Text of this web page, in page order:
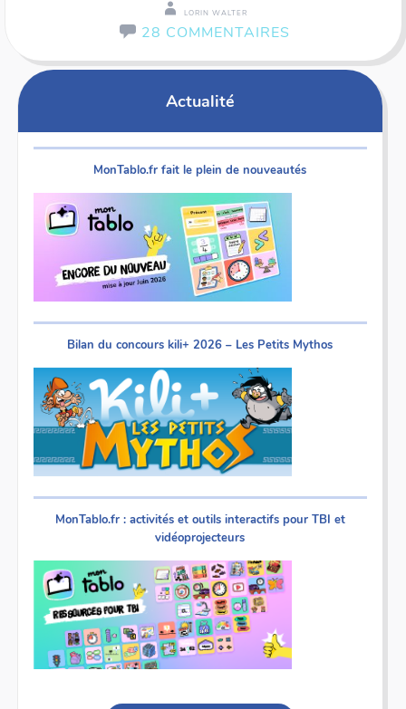
LORIN WALTER
28 COMMENTAIRES
Actualité
MonTablo.fr fait le plein de nouveautés
Bilan du concours kili+ 2026 – Les Petits Mythos
MonTablo.fr : activités et outils interactifs pour TBI et
vidéoprojecteurs